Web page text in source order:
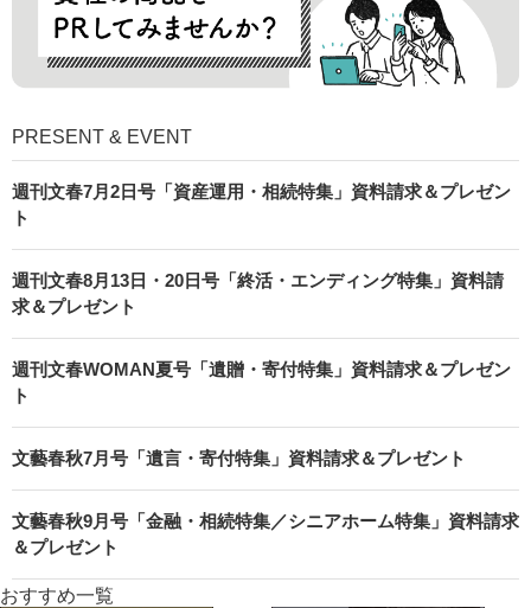
PRESENT & EVENT
週刊文春7月2日号「資産運用・相続特集」資料請求＆プレゼン
ト
週刊文春8月13日・20日号「終活・エンディング特集」資料請
求＆プレゼント
週刊文春WOMAN夏号「遺贈・寄付特集」資料請求＆プレゼン
ト
文藝春秋7月号「遺言・寄付特集」資料請求＆プレゼント
文藝春秋9月号「金融・相続特集／シニアホーム特集」資料請求
＆プレゼント
おすすめ一覧